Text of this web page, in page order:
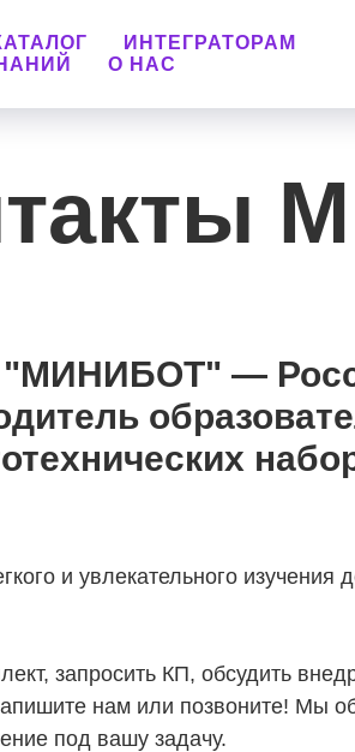
ИНТЕГРАТОРАМ
О НАС
—
и увлекательного изучения
запросить КП, обсудить
нам или позвоните! Мы
под вашу задачу.